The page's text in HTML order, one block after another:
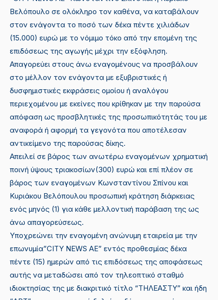
Βελόπουλο σε ολόκληρο τον καθένα, να καταβάλουν
στον ενάγοντα το ποσό των δέκα πέντε χιλιάδων
(15.000) ευρώ με το νόμιμο τόκο από την επομένη της
επιδόσεως της αγωγής μέχρι την εξόφληση.
Απαγορεύει στους άνω εναγομένους να προσβάλουν
στο μέλλον τον ενάγοντα με εξυβριστικές ή
δυσφημιστικές εκφράσεις ομοίου ή αναλόγου
περιεχομένου με εκείνες που κρίθηκαν με την παρούσα
απόφαση ως προσβλητικές της προσωπικότητάς του με
αναφορά ή αφορμή τα γεγονότα που αποτέλεσαν
αντικείμενο της παρούσας δίκης.
Απειλεί σε βάρος των ανωτέρω εναγομένων χρηματική
ποινή ύψους τριακοσίων(300) ευρώ και επί πλέον σε
βάρος των εναγομένων Κωνσταντίνου Σπίνου και
Κυριάκου Βελόπουλου προσωπική κράτηση διάρκειας
ενός μηνός (1) για κάθε μελλοντική παράβαση της ως
άνω απαγορεύσεως.
Υποχρεώνει την εναγομένη ανώνυμη εταιρεία με την
επωνυμία”CITY NEWS ΑΕ” εντός προθεσμίας δέκα
πέντε (15) ημερών από τις επιδόσεως της αποφάσεως
αυτής να μεταδώσει από τον τηλεοπτικό σταθμό
ιδιοκτησίας της με διακριτικό τίτλο “ΤΗΛΕΑΣΤΥ” και ήδη